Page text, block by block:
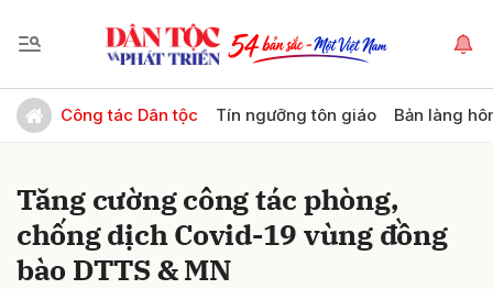
Công tác Dân tộc Tín ngưỡng tôn giáo Bản làng
Tăng cường công tác phòng,
chống dịch Covid-19 vùng đồng
bào DTTS & MN
Gửi bình luận